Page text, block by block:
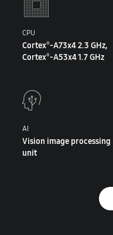
CPU
Cortex®-A73x4 2.3 GHz,
Cortex®-A53x4 1.7 GHz
AI
Vision image processing
unit